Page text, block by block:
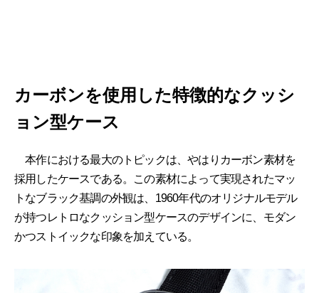
カーボンを使用した特徴的なクッシ
ョン型ケース
本作における最大のトピックは、やはりカーボン素材を
採用したケースである。この素材によって実現されたマッ
トなブラック基調の外観は、1960年代のオリジナルモデル
が持つレトロなクッション型ケースのデザインに、モダン
かつストイックな印象を加えている。